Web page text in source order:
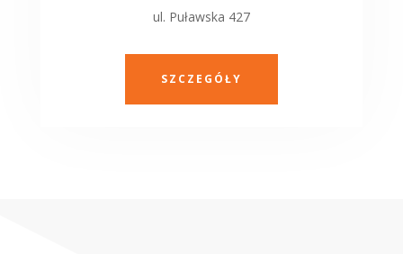
ul. Puławska 427
SZCZEGÓŁY